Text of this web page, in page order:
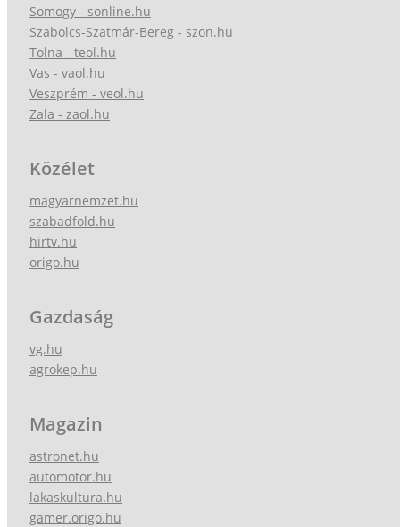
Somogy - sonline.hu
Szabolcs-Szatmár-Bereg - szon.hu
Tolna - teol.hu
Vas - vaol.hu
Veszprém - veol.hu
Zala - zaol.hu
Közélet
magyarnemzet.hu
szabadfold.hu
hirtv.hu
origo.hu
Gazdaság
vg.hu
agrokep.hu
Magazin
astronet.hu
automotor.hu
lakaskultura.hu
gamer.origo.hu